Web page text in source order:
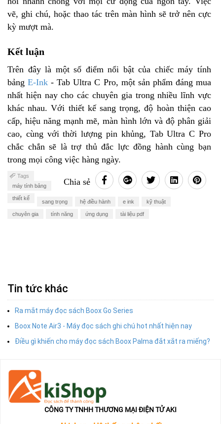
vẽ, ghi chú, hoặc thao tác trên màn hình sẽ trở nên cực
kỳ mượt mà.
Kết luận
Trên đây là một số điểm nổi bật của chiếc máy tính
bảngE-Ink - Tab Ultra C Pro, một sản phẩm đáng mua
nhất hiện nay cho các chuyên gia trong nhiều lĩnh vực
khác nhau. Với thiết kế sang trọng, độ hoàn thiện cao
cấp, hiệu năng mạnh mẽ, màn hình lớn và độ phân giải
cao, cùng với thời lượng pin khủng, Tab Ultra C Pro
chắc chắn sẽ là trợ thủ đắc lực đồng hành cùng bạn
trong mọi công việc hàng ngày.
Chia sẻ
Tags
máy tính bảng
thiết kế
sang trọng hệ điều hành e ink kỹ thuật
chuyên gia tính năng ứng dụng tài liệu pdf
Tin tức khác
Ra mắt máy đọc sách Boox Go Series
Boox Note Air3 - Máy đọc sách ghi chú hot nhất hiện nay
Điều gì khiến cho máy đọc sách Boox Palma đắt xắt ra miếng?
CÔNG TY TNHH THƯƠNG MẠI ĐIỆN TỬ AKI